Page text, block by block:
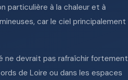
particulière à la chaleur et à
car le ciel principalement
ne devrait pas rafraîchir fortement
de Loire ou dans les espaces